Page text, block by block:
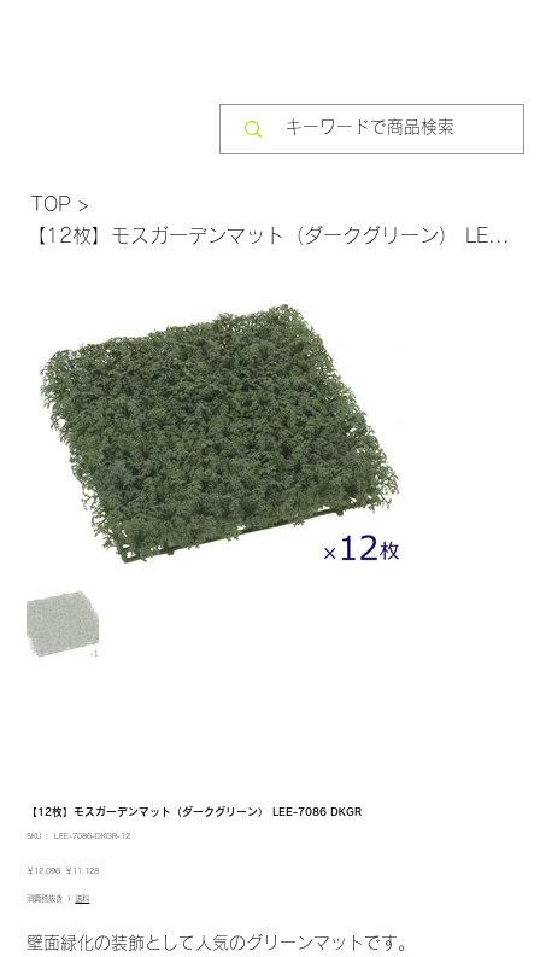
TOP >
【12枚】モスガーデンマット（ダークグリーン） LEE-7086 DKGR
【12枚】モスガーデンマット（ダークグリーン） LEE-7086 DKGR
SKU：
SKU：
DKGR-
LEE-7086-DKGR-12
元
価
￥12,096
セ
ル
格
￥11,128
消費税抜き | 送料
壁面緑化の装飾として人気のグリーンマットです。